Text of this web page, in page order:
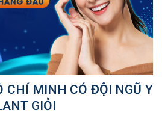
CHÍ MINH CÓ ĐỘI NGŨ Y
GIỎI